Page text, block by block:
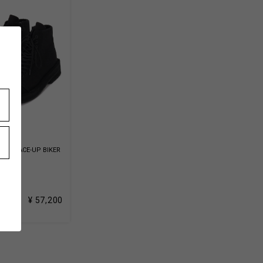
LACE-UP BIKER
¥ 57,200